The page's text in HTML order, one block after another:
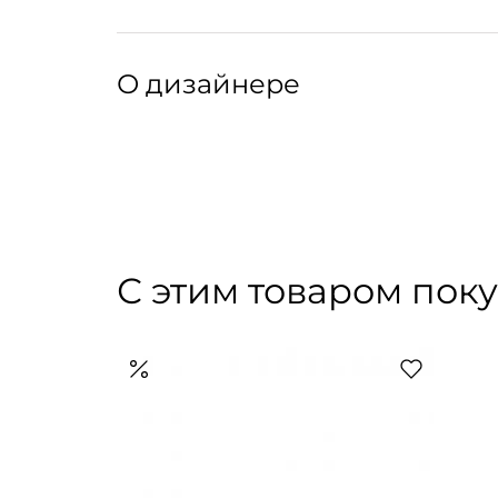
Рекомендуется ручная стирка или химчистка.
Артикул производителя: TUGA
О дизайнере
С этим товаром